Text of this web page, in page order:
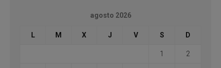
agosto 2026
L M X J V S D
1 2